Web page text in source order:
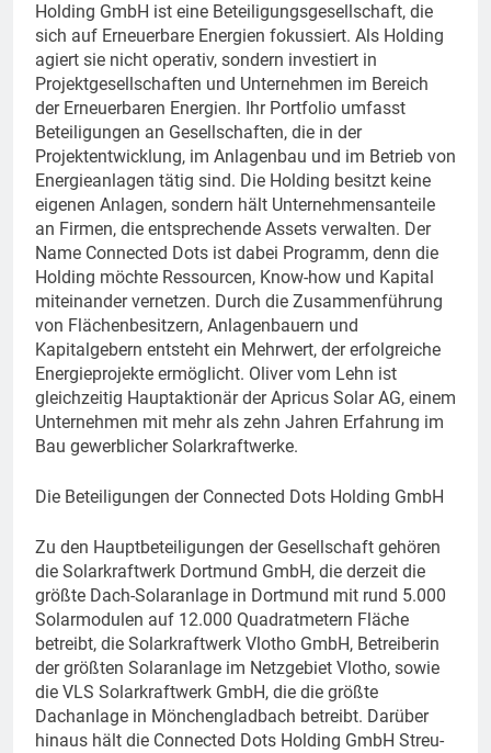
Holding GmbH ist eine Beteiligungsgesellschaft, die
sich auf Erneuerbare Energien fokussiert. Als Holding
agiert sie nicht operativ, sondern investiert in
Projektgesellschaften und Unternehmen im Bereich
der Erneuerbaren Energien. Ihr Portfolio umfasst
Beteiligungen an Gesellschaften, die in der
Projektentwicklung, im Anlagenbau und im Betrieb von
Energieanlagen tätig sind. Die Holding besitzt keine
eigenen Anlagen, sondern hält Unternehmensanteile
an Firmen, die entsprechende Assets verwalten. Der
Name Connected Dots ist dabei Programm, denn die
Holding möchte Ressourcen, Know-how und Kapital
miteinander vernetzen. Durch die Zusammenführung
von Flächenbesitzern, Anlagenbauern und
Kapitalgebern entsteht ein Mehrwert, der erfolgreiche
Energieprojekte ermöglicht. Oliver vom Lehn ist
gleichzeitig Hauptaktionär der Apricus Solar AG, einem
Unternehmen mit mehr als zehn Jahren Erfahrung im
Bau gewerblicher Solarkraftwerke.
Die Beteiligungen der Connected Dots Holding GmbH
Zu den Hauptbeteiligungen der Gesellschaft gehören
die Solarkraftwerk Dortmund GmbH, die derzeit die
größte Dach-Solaranlage in Dortmund mit rund 5.000
Solarmodulen auf 12.000 Quadratmetern Fläche
betreibt, die Solarkraftwerk Vlotho GmbH, Betreiberin
der größten Solaranlage im Netzgebiet Vlotho, sowie
die VLS Solarkraftwerk GmbH, die die größte
Dachanlage in Mönchengladbach betreibt. Darüber
hinaus hält die Connected Dots Holding GmbH Streu-